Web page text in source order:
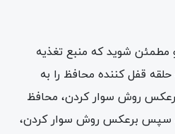
مطمئن شوید که منبع تغذیه
قفل کننده محافظ را به
روش سوار کردن، محافظ
سپس برعکس روش سوار کردن،